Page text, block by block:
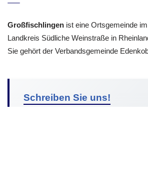
Großfischlingenist eine Ortsgemeinde im